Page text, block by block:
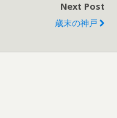
Next Post
歳末の神戸